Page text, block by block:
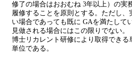
修了の場合はおおむね 3年以上）の実
履修することを原則とする。ただし、
い場合であっても既に GAを満たして
見做される場合にはこの限りでない。
博士リカレント研修により取得できる
単位である。